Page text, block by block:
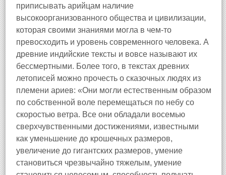
приписывать арийцам наличие
высокоорганизованного общества и цивилизации,
которая своими знаниями могла в чем-то
превосходить и уровень современного человека. А
древние индийские тексты и вовсе называют их
бессмертными. Более того, в текстах древних
летописей можно прочесть о сказочных людях из
племени ариев: «Они могли естественным образом
по собственной воле перемещаться по небу со
скоростью ветра. Все они обладали восемью
сверхчувственными достижениями, известными
как уменьшение до крошечных размеров,
увеличение до гигантских размеров, умение
становиться чрезвычайно тяжелым, умение